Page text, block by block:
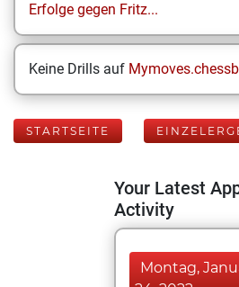
Erfolge gegen Fritz...
Keine Drills auf
STARTSEITE
Your Latest
Activity
Montag,